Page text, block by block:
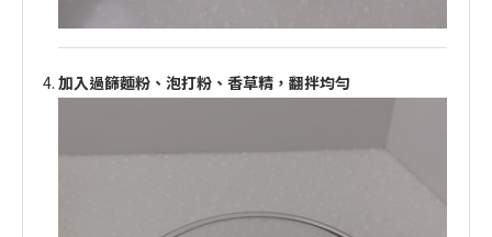
加入過篩麵粉、泡打粉、香草精，翻拌均勻